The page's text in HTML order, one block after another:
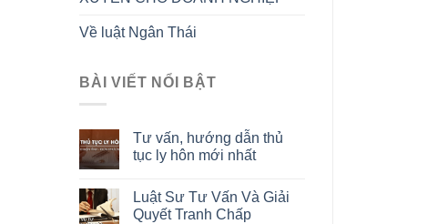
Về luật Ngân Thái
BÀI VIẾT NỔI BẬT
Tư vấn, hướng dẫn thủ
tục ly hôn mới nhất
Luật Sư Tư Vấn Và Giải
Quyết Tranh Chấp